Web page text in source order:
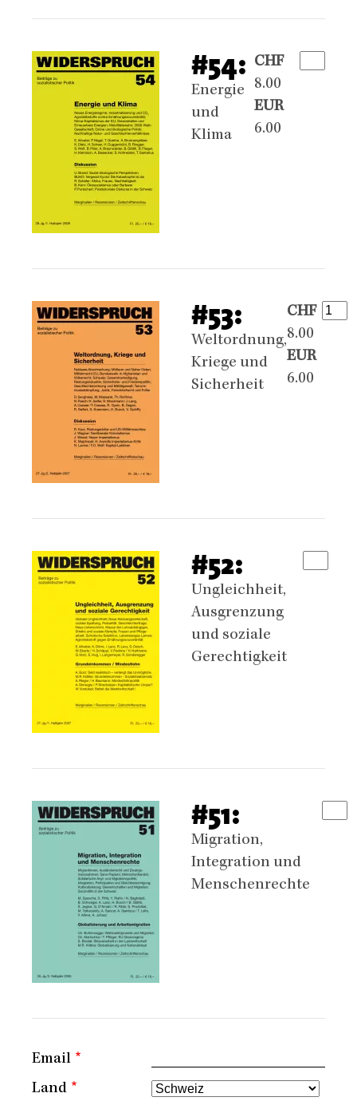
#54:
Energie
und
Klima
CHF
8.00
EUR
6.00
#53:
Weltordnung,
Kriege und
Sicherheit
CHF
8.00
EUR
6.00
#52:
Ungleichheit,
Ausgrenzung
und soziale
Gerechtigkeit
#51:
Migration,
Integration und
Menschenrechte
Email
Land